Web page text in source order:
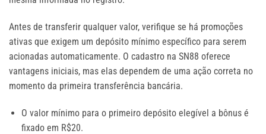
Antes de transferir qualquer valor, verifique se há promoções
ativas que exigem um depósito mínimo específico para serem
acionadas automaticamente. O cadastro na SN88 oferece
vantagens iniciais, mas elas dependem de uma ação correta no
momento da primeira transferência bancária.
O valor mínimo para o primeiro depósito elegível a bônus é
fixado em R$20.